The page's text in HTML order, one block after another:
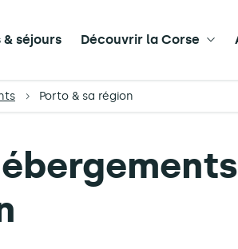
séjours Découvrir la Corse
Porto & sa région